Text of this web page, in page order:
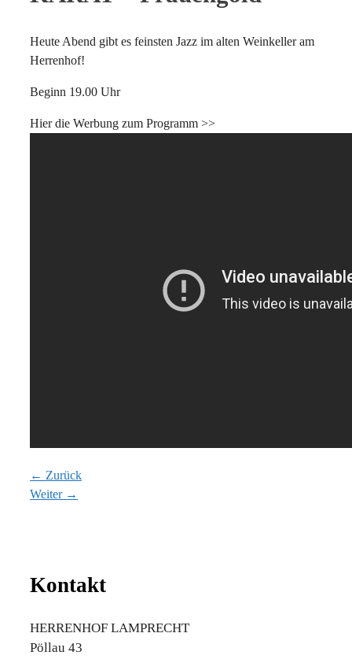
Heute Abend gibt es feinsten Jazz im alten Weinkeller am
Herrenhof!
Beginn 19.00 Uhr
Hier die Werbung zum Programm >>
← Zurück
Weiter →
Kontakt
HERRENHOF LAMPRECHT
Pöllau 43